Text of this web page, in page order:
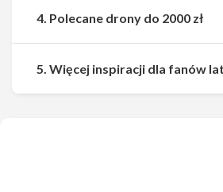
Udostępnij
4. Polecane drony do 2000 zł
5. Więcej inspiracji dla fanów